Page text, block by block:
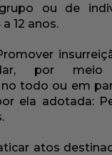
ou de
12 anos.
por meio
todo ou em
ela adotada:
atos